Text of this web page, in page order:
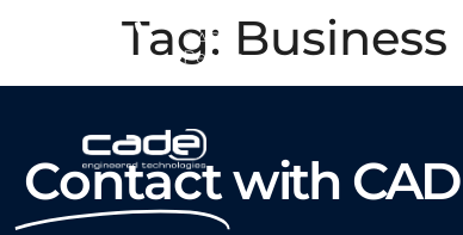
CADE
People
Tag:
Contactwith